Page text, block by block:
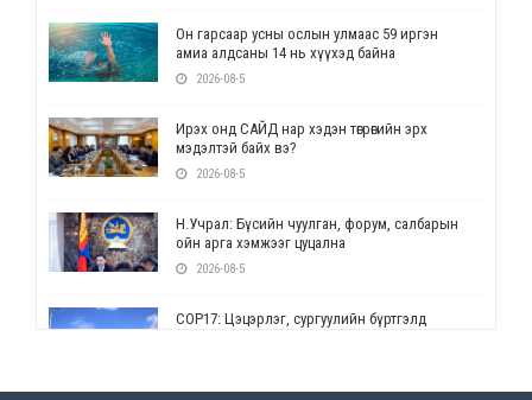
Он гарсаар усны ослын улмаас 59 иргэн
амиа алдсаны 14 нь хүүхэд байна
2026-08-5
Ирэх онд САЙД нар хэдэн төгрөгийн эрх
мэдэлтэй байх вэ?
2026-08-5
Н.Учрал: Бүсийн чуулган, форум, салбарын
ойн арга хэмжээг цуцална
2026-08-5
СОР17: Цэцэрлэг, сургуулийн бүртгэлд